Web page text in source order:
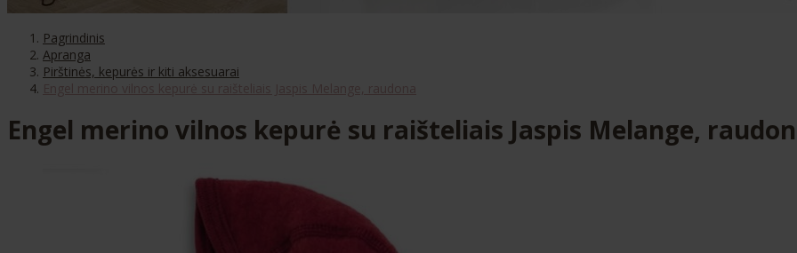
Pagrindinis
Apranga
Pirštinės, kepurės ir kiti aksesuarai
Engel merino vilnos kepurė su raišteliais Jaspis Melange,